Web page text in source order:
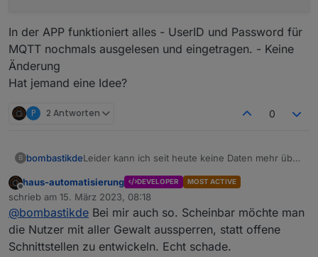
In der APP funktioniert alles - UserID und Password für
MQTT nochmals ausgelesen und eingetragen. - Keine
Änderung
Hat jemand eine Idee?
P 2 Antworten 0
B bombastikdeLeider kann ich seit heute keine Daten mehr über
Meldung im IObroker Protokoll: Client error: ```
In der APP funktioniert alles - UserID und
Password für MQTT nochmals ausgelesen und
eingetragen. - Keine Änderung
Hat jemand eine Idee?
Offline
haus-automatisierung DEVELOPER MOST ACTIVE
schrieb am 15. März 2023, 08:18
zuletzt editiert von
@bombastikde Bei mir auch so. Scheinbar möchte man
die Nutzer mit aller Gewalt aussperren, statt offene
Schnittstellen zu entwickeln. Echt schade.